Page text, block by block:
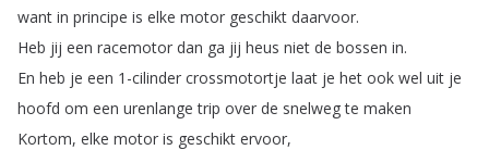
want in principe is elke motor geschikt daarvoor.
Heb jij een racemotor dan ga jij heus niet de bossen in.
En heb je een 1-cilinder crossmotortje laat je het ook wel uit je
hoofd om een urenlange trip over de snelweg te maken
Kortom, elke motor is geschikt ervoor,